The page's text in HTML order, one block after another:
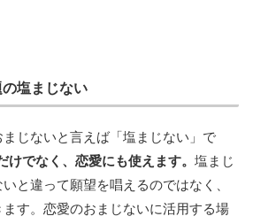
塩まじない
じないと言えば「塩まじない」で
けでなく、恋愛にも使えます。 塩まじ
と違って願望を唱えるのではなく、
す。恋愛のおまじないに活用する場